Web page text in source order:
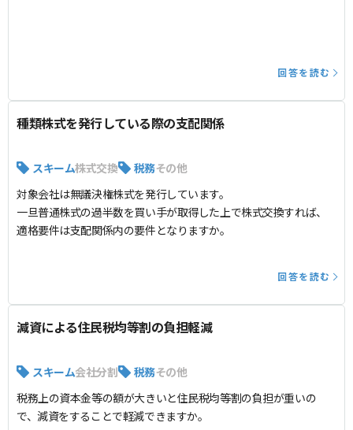
回答を読む
種類株式を発行している際の支配関係
スキーム株式交換 税務その他
対象会社は無議決権株式を発行しています。
一旦普通株式の過半数を買い手が取得した上で株式交換すれば、
適格要件は支配関係内の要件となりますか。
回答を読む
減資による住民税均等割の負担軽減
スキーム会社分割 税務その他
税務上の資本金等の額が大きいと住民税均等割の負担が重いの
で、減資をすることで軽減できますか。